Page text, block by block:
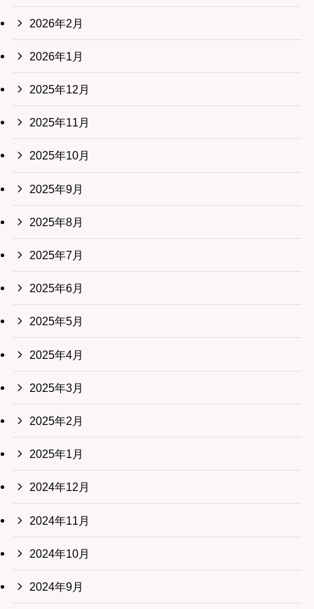
2026年2月
2026年1月
2025年12月
2025年11月
2025年10月
2025年9月
2025年8月
2025年7月
2025年6月
2025年5月
2025年4月
2025年3月
2025年2月
2025年1月
2024年12月
2024年11月
2024年10月
2024年9月